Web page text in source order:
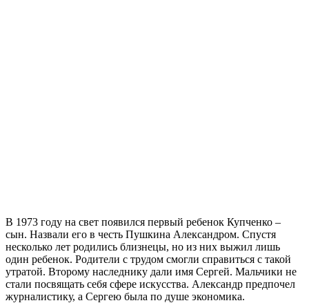
В 1973 году на свет появился первый ребенок Купченко –
сын. Назвали его в честь Пушкина Александром. Спустя
несколько лет родились близнецы, но из них выжил лишь
один ребенок. Родители с трудом смогли справиться с такой
утратой. Второму наследнику дали имя Сергей. Мальчики не
стали посвящать себя сфере искусства. Александр предпочел
журналистику, а Сергею была по душе экономика.